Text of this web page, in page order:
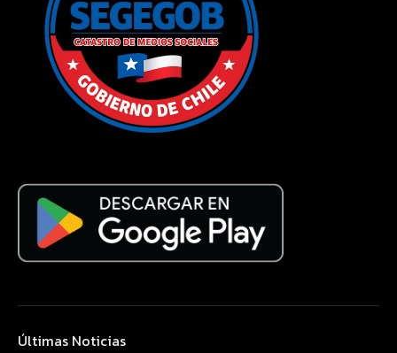
Últimas Noticias